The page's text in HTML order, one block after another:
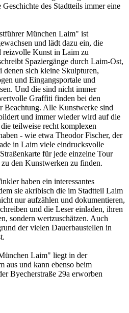
des Stadtteils immer eine
München Laim" ist
und lädt dazu ein, die
reizvolle Kunst in Laim zu
Spaziergänge durch Laim-Ost,
sich kleine Skulpturen,
und Eingangsportale und
Und die sind nicht immer
Graffiti finden bei den
Beachtung. Alle Kunstwerke sind
und immer wieder wird auf die
teilweise recht komplexen
- wie etwa Theodor Fischer, der
in Laim viele eindrucksvolle
für jede einzelne Tour
den Kunstwerken zu finden.
haben ein interessantes
sie akribisch die im Stadtteil Laim
nur aufzählen und dokumentieren,
und die Leser einladen, ihren
sondern wertzuschätzen. Auch
der vielen Dauerbaustellen in
Laim" liegt in der
aus und kann ebenso beim
Byecherstraße 29a erworben